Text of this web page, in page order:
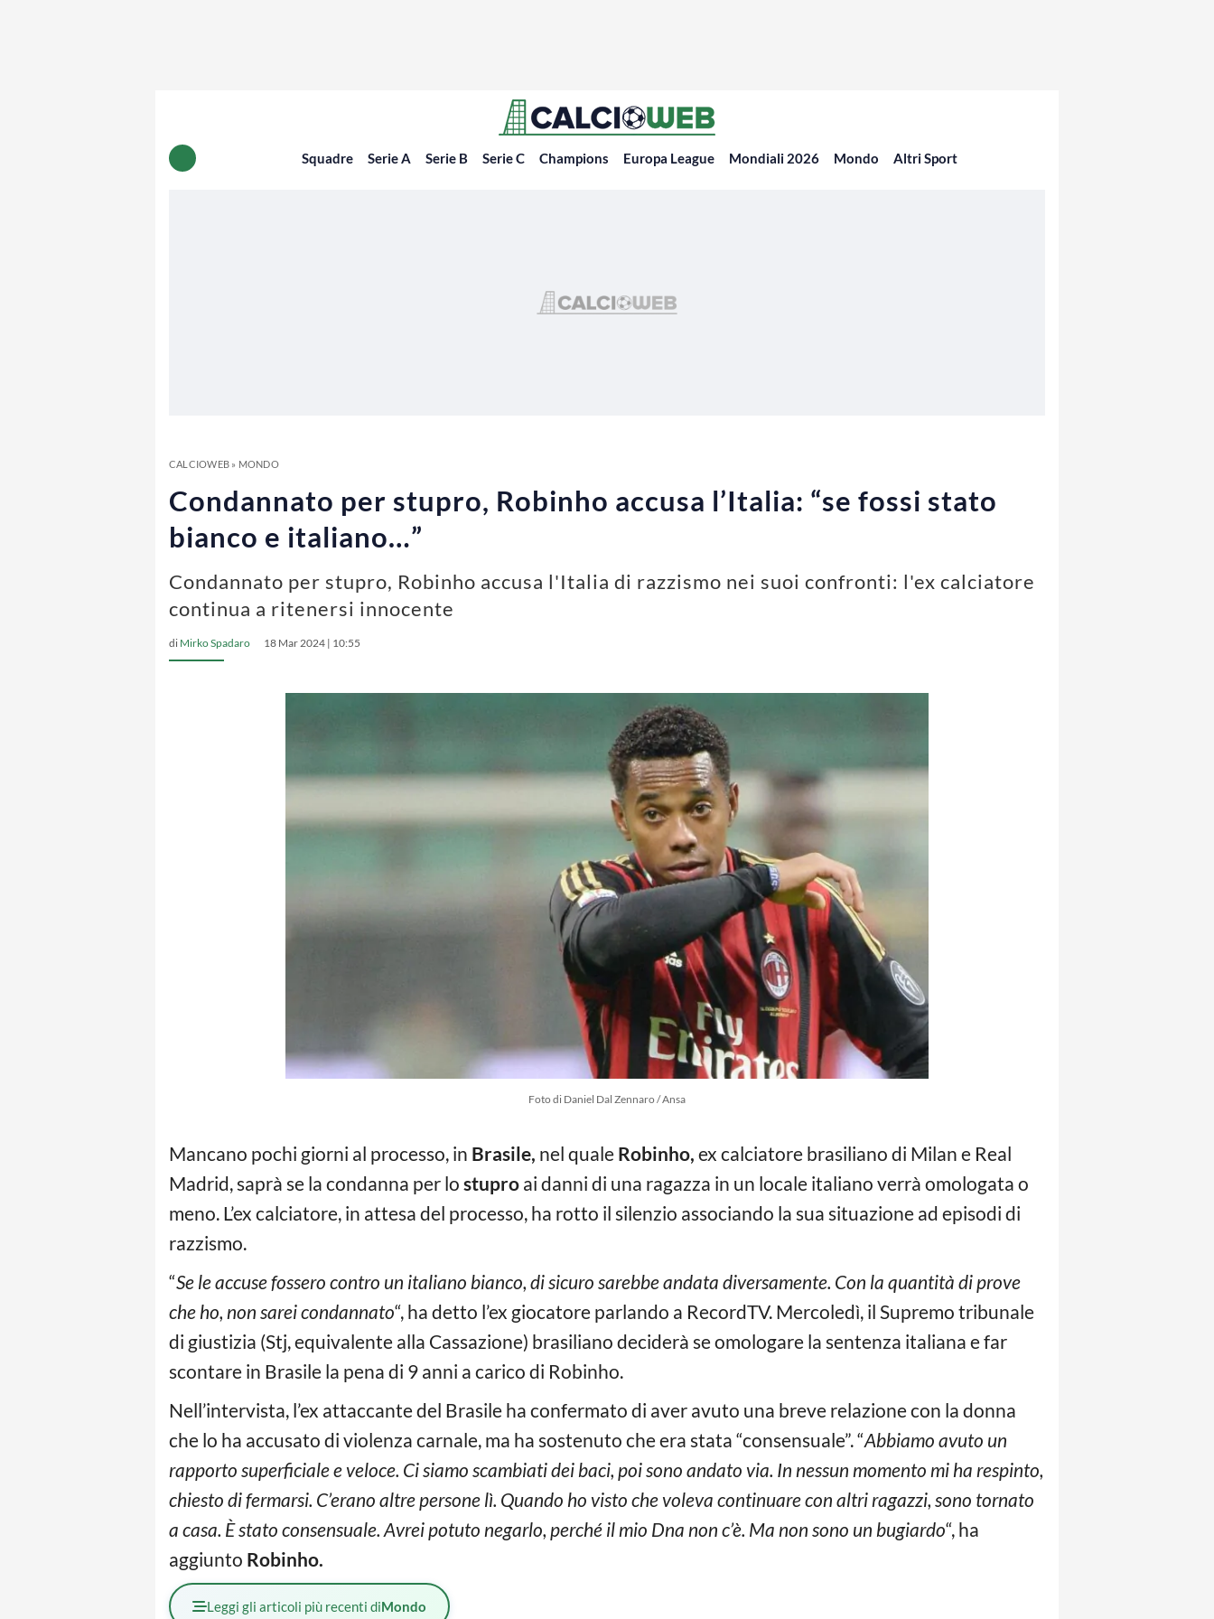
Squadre Serie A Serie B Serie C Champions Europa League Mondiali 2026 Mondo Altri Sport
CALCIOWEB» MONDO
Condannato per stupro, Robinho accusa l’Italia: “se fossi stato
bianco e italiano…”
Condannato per stupro, Robinho accusa l'Italia di razzismo nei suoi confronti: l'ex calciatore
continua a ritenersi innocente
di Mirko Spadaro 18 Mar 2024 | 10:55
Foto di Daniel Dal Zennaro / Ansa
Mancano pochi giorni al processo, in Brasile, nel quale Robinho, ex calciatore brasiliano di Milan e Real
Madrid, saprà se la condanna per lo stupro ai danni di una ragazza in un locale italiano verrà omologata o
meno. L’ex calciatore, in attesa del processo, ha rotto il silenzio associando la sua situazione ad episodi di
razzismo.
“Se le accuse fossero contro un italiano bianco, di sicuro sarebbe andata diversamente. Con la quantità di prove
che ho, non sarei condannato“, ha detto l’ex giocatore parlando a RecordTV. Mercoledì, il Supremo tribunale
di giustizia (Stj, equivalente alla Cassazione) brasiliano deciderà se omologare la sentenza italiana e far
scontare in Brasile la pena di 9 anni a carico di Robinho.
Nell’intervista, l’ex attaccante del Brasile ha confermato di aver avuto una breve relazione con la donna
che lo ha accusato di violenza carnale, ma ha sostenuto che era stata “consensuale”. “Abbiamo avuto un
rapporto superficiale e veloce. Ci siamo scambiati dei baci, poi sono andato via. In nessun momento mi ha respinto,
chiesto di fermarsi. C’erano altre persone lì. Quando ho visto che voleva continuare con altri ragazzi, sono tornato
a casa. È stato consensuale. Avrei potuto negarlo, perché il mio Dna non c’è. Ma non sono un bugiardo“, ha
aggiunto Robinho.
Leggi gli articoli più recenti diMondo